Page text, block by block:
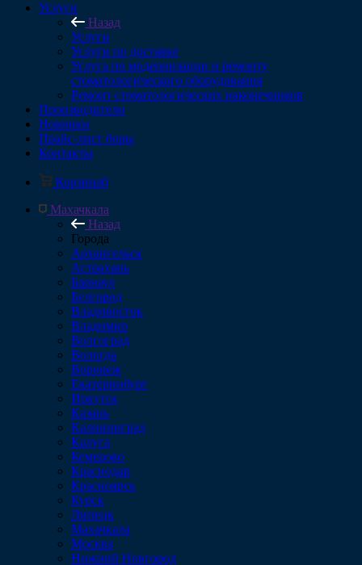
Услуги
Назад
Услуги
Услуги по доставке
Услуга по модернизации и ремонту
стоматологического оборудования
Ремонт стоматологических наконечников
Производители
Новинки
Прайс-лист боры
Контакты
Корзина0
Махачкала
Назад
Города
Архангельск
Астрахань
Барнаул
Белгород
Владивосток
Владимир
Волгоград
Вологда
Воронеж
Екатеринбург
Иркутск
Казань
Калининград
Калуга
Кемерово
Краснодар
Красноярск
Курск
Липецк
Махачкала
Москва
Нижний Новгород